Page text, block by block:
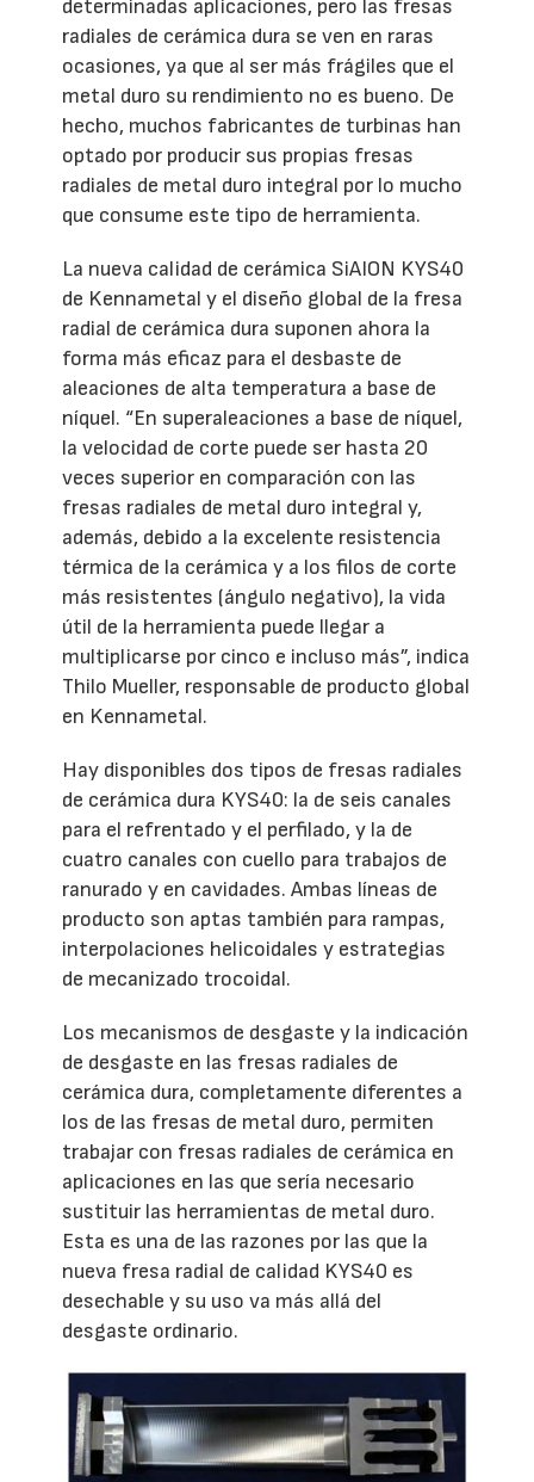
determinadas aplicaciones, pero las fresas
radiales de cerámica dura se ven en raras
ocasiones, ya que al ser más frágiles que el
metal duro su rendimiento no es bueno. De
hecho, muchos fabricantes de turbinas han
optado por producir sus propias fresas
radiales de metal duro integral por lo mucho
que consume este tipo de herramienta.
La nueva calidad de cerámica SiAION KYS40
de Kennametal y el diseño global de la fresa
radial de cerámica dura suponen ahora la
forma más eficaz para el desbaste de
aleaciones de alta temperatura a base de
níquel. “En superaleaciones a base de níquel,
la velocidad de corte puede ser hasta 20
veces superior en comparación con las
fresas radiales de metal duro integral y,
además, debido a la excelente resistencia
térmica de la cerámica y a los filos de corte
más resistentes (ángulo negativo), la vida
útil de la herramienta puede llegar a
multiplicarse por cinco e incluso más”, indica
Thilo Mueller, responsable de producto global
en Kennametal.
Hay disponibles dos tipos de fresas radiales
de cerámica dura KYS40: la de seis canales
para el refrentado y el perfilado, y la de
cuatro canales con cuello para trabajos de
ranurado y en cavidades. Ambas líneas de
producto son aptas también para rampas,
interpolaciones helicoidales y estrategias
de mecanizado trocoidal.
Los mecanismos de desgaste y la indicación
de desgaste en las fresas radiales de
cerámica dura, completamente diferentes a
los de las fresas de metal duro, permiten
trabajar con fresas radiales de cerámica en
aplicaciones en las que sería necesario
sustituir las herramientas de metal duro.
Esta es una de las razones por las que la
nueva fresa radial de calidad KYS40 es
desechable y su uso va más allá del
desgaste ordinario.